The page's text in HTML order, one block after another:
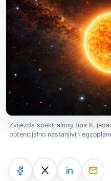
Zvijezda spektralnog tipa K,
potencijalno nastanjivih